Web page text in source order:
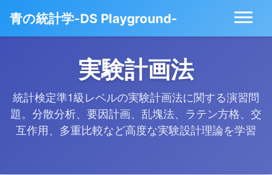
青の統計学-DS Playground-
実験計画法
統計検定準1級レベルの実験計画法に関する演習問
題。分散分析、要因計画、乱塊法、ラテン方格、交
互作用、多重比較など高度な実験設計理論を学習